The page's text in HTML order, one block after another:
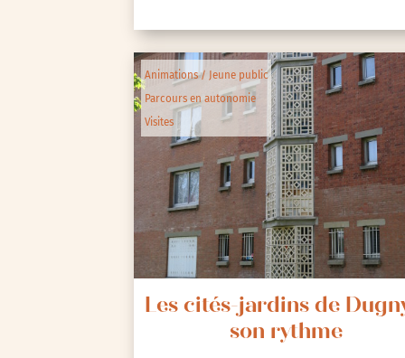
Autre
Essonne (91)
Hauts-de-Seine (92)
Paris (75)
Seine-et-Marne (77)
Seine-Saint-Denis (93)
Test-tag-event
Val-d’Oise (95)
Val-de-Marne (94)
Yvelines (78)
Animations / Jeune public
Parcours en autonomie
Visites
Les cités-jardins de
son rythme